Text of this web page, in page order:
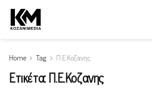
Home Tag Π.Ε.Κοζανης
Ετικέτα:Π.Ε.Κοζανης